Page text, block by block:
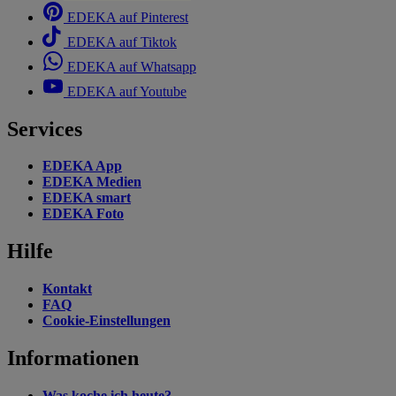
EDEKA auf Pinterest
EDEKA auf Tiktok
EDEKA auf Whatsapp
EDEKA auf Youtube
Services
EDEKA App
EDEKA Medien
EDEKA smart
EDEKA Foto
Hilfe
Kontakt
FAQ
Cookie-Einstellungen
Informationen